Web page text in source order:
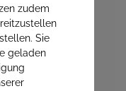
zudem
Sie
geladen